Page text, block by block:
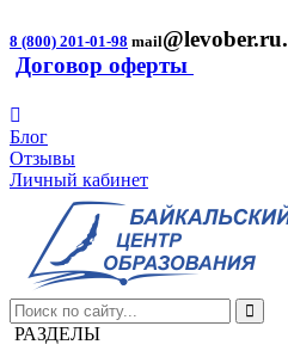
8 (800) 201-01-98 mail@levober.ru.
Договор оферты
Блог
Отзывы
Личный кабинет
РАЗДЕЛЫ